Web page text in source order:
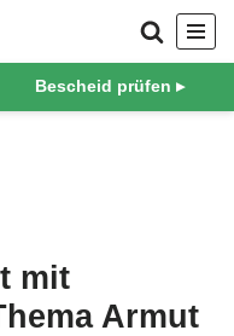
Bescheid prüfen ▸
mit
Armut